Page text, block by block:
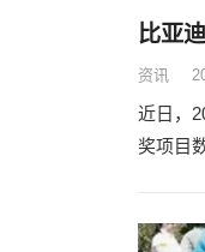
比亚
资讯
近日，
奖项目